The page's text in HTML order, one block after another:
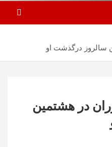
سالروز درگذشت او
در هشتمین